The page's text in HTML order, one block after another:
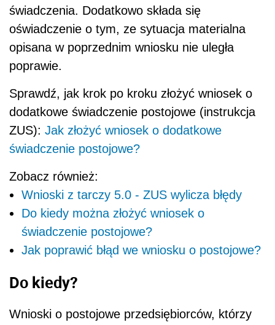
świadczenia. Dodatkowo składa się
oświadczenie o tym, ze sytuacja materialna
opisana w poprzednim wniosku nie uległa
poprawie.
Sprawdź, jak krok po kroku złożyć wniosek o
dodatkowe świadczenie postojowe (instrukcja
ZUS): Jak złożyć wniosek o dodatkowe
świadczenie postojowe?
Zobacz również:
Wnioski z tarczy 5.0 - ZUS wylicza błędy
Do kiedy można złożyć wniosek o
świadczenie postojowe?
Jak poprawić błąd we wniosku o postojowe?
Do kiedy?
Wnioski o postojowe przedsiębiorców, którzy